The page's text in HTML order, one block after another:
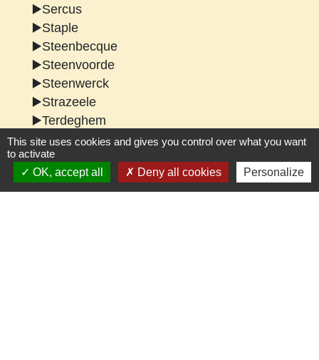
▶️Sercus
▶️Staple
▶️Steenbecque
▶️Steenvoorde
▶️Steenwerck
▶️Strazeele
▶️Terdeghem
▶️Thiennes
▶️Vieux-Berquin
▶️Wallon-Cappel
▶️Wemaers-Cappel
This site uses cookies and gives you control over what you want
to activate
OK, accept all
Deny all cookies Personalize